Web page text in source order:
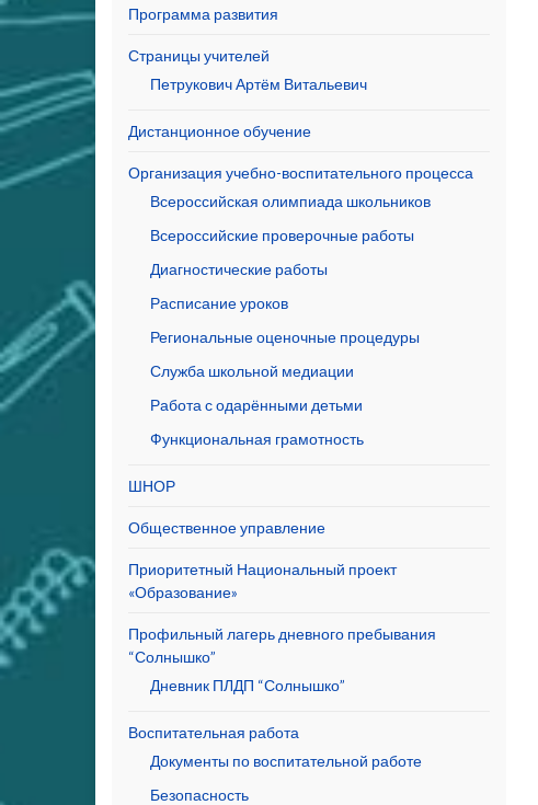
Программа развития
Страницы учителей
Петрукович Артём Витальевич
Дистанционное обучение
Организация учебно-воспитательного процесса
Всероссийская олимпиада школьников
Всероссийские проверочные работы
Диагностические работы
Расписание уроков
Региональные оценочные процедуры
Служба школьной медиации
Работа с одарёнными детьми
Функциональная грамотность
ШНОР
Общественное управление
Приоритетный Национальный проект
«Образование»
Профильный лагерь дневного пребывания
“Солнышко”
Дневник ПЛДП “Солнышко”
Воспитательная работа
Документы по воспитательной работе
Безопасность